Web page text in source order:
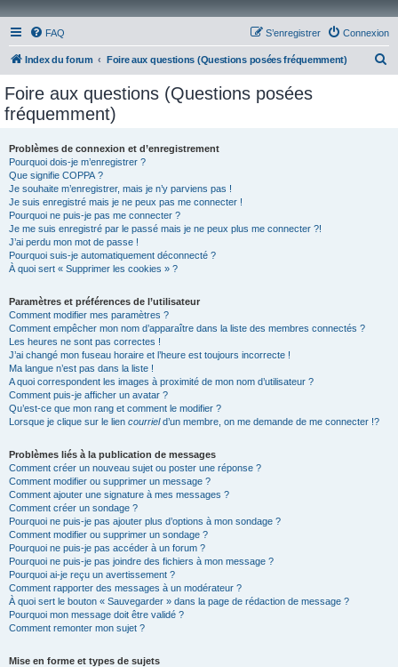
FAQ Connexion
S’enregistrer
Index du forum Foire aux questions (Questions posées fréquemment)
Foire aux questions (Questions posées
fréquemment)
Problèmes de connexion et d’enregistrement
Pourquoi dois-je m’enregistrer ?
Que signifie COPPA ?
Je souhaite m’enregistrer, mais je n’y parviens pas !
Je suis enregistré mais je ne peux pas me connecter !
Pourquoi ne puis-je pas me connecter ?
Je me suis enregistré par le passé mais je ne peux plus me connecter ?!
J’ai perdu mon mot de passe !
Pourquoi suis-je automatiquement déconnecté ?
À quoi sert « Supprimer les cookies » ?
Paramètres et préférences de l’utilisateur
Comment modifier mes paramètres ?
Comment empêcher mon nom d’apparaître dans la liste des membres connectés ?
Les heures ne sont pas correctes !
J’ai changé mon fuseau horaire et l’heure est toujours incorrecte !
Ma langue n’est pas dans la liste !
A quoi correspondent les images à proximité de mon nom d’utilisateur ?
Comment puis-je afficher un avatar ?
Qu’est-ce que mon rang et comment le modifier ?
Lorsque je clique sur le lien courrield’un membre, on me demande de me connecter !?
Problèmes liés à la publication de messages
Comment créer un nouveau sujet ou poster une réponse ?
Comment modifier ou supprimer un message ?
Comment ajouter une signature à mes messages ?
Comment créer un sondage ?
Pourquoi ne puis-je pas ajouter plus d’options à mon sondage ?
Comment modifier ou supprimer un sondage ?
Pourquoi ne puis-je pas accéder à un forum ?
Pourquoi ne puis-je pas joindre des fichiers à mon message ?
Pourquoi ai-je reçu un avertissement ?
Comment rapporter des messages à un modérateur ?
À quoi sert le bouton « Sauvegarder » dans la page de rédaction de message ?
Pourquoi mon message doit être validé ?
Comment remonter mon sujet ?
Mise en forme et types de sujets